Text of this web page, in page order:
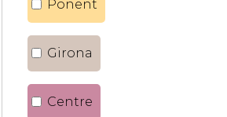
Ponent
Girona
Centre